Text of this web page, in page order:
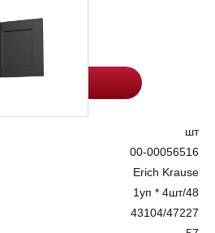
155
в корзину
шт
00-00056516
Erich Krause
1уп * 4шт/48
43104/47227